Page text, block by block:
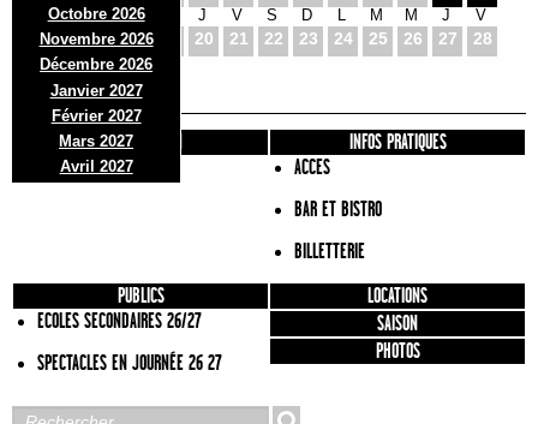
Octobre 2026
Novembre 2026
Décembre 2026
Janvier 2027
Février 2027
Mars 2027
Avril 2027
D
16
L
17
M
18
J
20
V
21
S
22
D
23 24
M
25
M
26
J
27
V
28
D
30
L
31
PRÉSENTATION
INFOS PRATIQUES
ACCES
BAR ET BISTRO
BILLETTERIE
PUBLICS
ECOLES SECONDAIRES 26/27
SPECTACLES EN JOURNÉE 26 27
LOCATIONS
SAISON
PHOTOS